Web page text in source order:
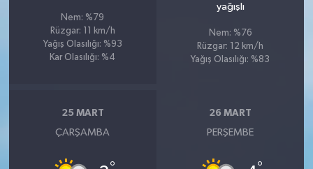
Nem: %79
Rüzgar: 11 km/h
Yağış Olasılığı: %93
Kar Olasılığı: %4
yağışlı
Nem: %76
Rüzgar: 12 km/h
Yağış Olasılığı: %83
25 MART
ÇARŞAMBA
26 MART
PERŞEMBE